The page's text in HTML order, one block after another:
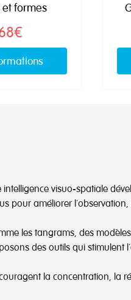
et formes
intelligence visuo-spatiale
pour améliorer
les tangrams, des
des outils qui stimulent
la concentration, la